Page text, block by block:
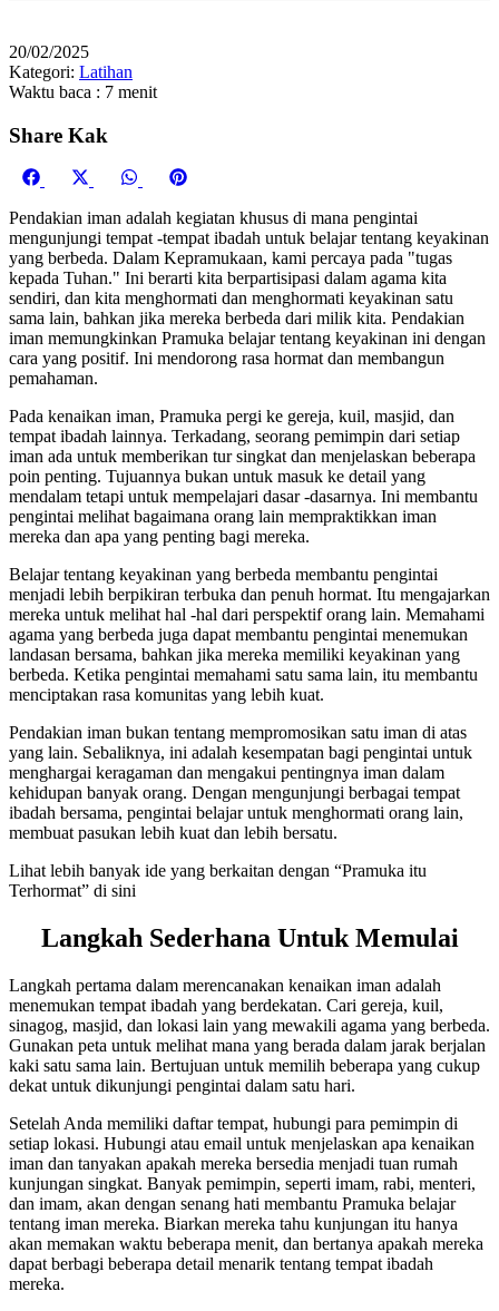
20/02/2025
Kategori: Latihan
Waktu baca : 7 menit
Share Kak
Share
FacebookShare
Share
WhatsApp
Share
Pendakian iman adalah kegiatan khusus di mana pengintai
mengunjungi tempat -tempat ibadah untuk belajar tentang keyakinan
yang berbeda. Dalam Kepramukaan, kami percaya pada "tugas
kepada Tuhan." Ini berarti kita berpartisipasi dalam agama kita
sendiri, dan kita menghormati dan menghormati keyakinan satu
sama lain, bahkan jika mereka berbeda dari milik kita. Pendakian
iman memungkinkan Pramuka belajar tentang keyakinan ini dengan
cara yang positif. Ini mendorong rasa hormat dan membangun
pemahaman.
Pada kenaikan iman, Pramuka pergi ke gereja, kuil, masjid, dan
tempat ibadah lainnya. Terkadang, seorang pemimpin dari setiap
iman ada untuk memberikan tur singkat dan menjelaskan beberapa
poin penting. Tujuannya bukan untuk masuk ke detail yang
mendalam tetapi untuk mempelajari dasar -dasarnya. Ini membantu
pengintai melihat bagaimana orang lain mempraktikkan iman
mereka dan apa yang penting bagi mereka.
Belajar tentang keyakinan yang berbeda membantu pengintai
menjadi lebih berpikiran terbuka dan penuh hormat. Itu mengajarkan
mereka untuk melihat hal -hal dari perspektif orang lain. Memahami
agama yang berbeda juga dapat membantu pengintai menemukan
landasan bersama, bahkan jika mereka memiliki keyakinan yang
berbeda. Ketika pengintai memahami satu sama lain, itu membantu
menciptakan rasa komunitas yang lebih kuat.
Pendakian iman bukan tentang mempromosikan satu iman di atas
yang lain. Sebaliknya, ini adalah kesempatan bagi pengintai untuk
menghargai keragaman dan mengakui pentingnya iman dalam
kehidupan banyak orang. Dengan mengunjungi berbagai tempat
ibadah bersama, pengintai belajar untuk menghormati orang lain,
membuat pasukan lebih kuat dan lebih bersatu.
Lihat lebih banyak ide yang berkaitan dengan “Pramuka itu
Terhormat” di sini
Langkah Sederhana Untuk Memulai
Langkah pertama dalam merencanakan kenaikan iman adalah
menemukan tempat ibadah yang berdekatan. Cari gereja, kuil,
sinagog, masjid, dan lokasi lain yang mewakili agama yang berbeda.
Gunakan peta untuk melihat mana yang berada dalam jarak berjalan
kaki satu sama lain. Bertujuan untuk memilih beberapa yang cukup
dekat untuk dikunjungi pengintai dalam satu hari.
Setelah Anda memiliki daftar tempat, hubungi para pemimpin di
setiap lokasi. Hubungi atau email untuk menjelaskan apa kenaikan
iman dan tanyakan apakah mereka bersedia menjadi tuan rumah
kunjungan singkat. Banyak pemimpin, seperti imam, rabi, menteri,
dan imam, akan dengan senang hati membantu Pramuka belajar
tentang iman mereka. Biarkan mereka tahu kunjungan itu hanya
akan memakan waktu beberapa menit, dan bertanya apakah mereka
dapat berbagi beberapa detail menarik tentang tempat ibadah
mereka.